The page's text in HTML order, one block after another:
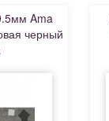
Ama
черный